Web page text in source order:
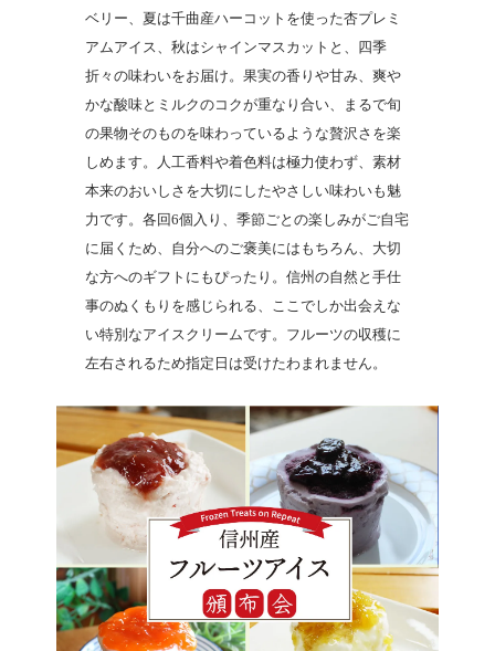
ベリー、夏は千曲産ハーコットを使った杏プレミ
アムアイス、秋はシャインマスカットと、四季
折々の味わいをお届け。果実の香りや甘み、爽や
かな酸味とミルクのコクが重なり合い、まるで旬
の果物そのものを味わっているような贅沢さを楽
しめます。人工香料や着色料は極力使わず、素材
本来のおいしさを大切にしたやさしい味わいも魅
力です。各回6個入り、季節ごとの楽しみがご自宅
に届くため、自分へのご褒美にはもちろん、大切
な方へのギフトにもぴったり。信州の自然と手仕
事のぬくもりを感じられる、ここでしか出会えな
い特別なアイスクリームです。フルーツの収穫に
左右されるため指定日は受けたわまれません。